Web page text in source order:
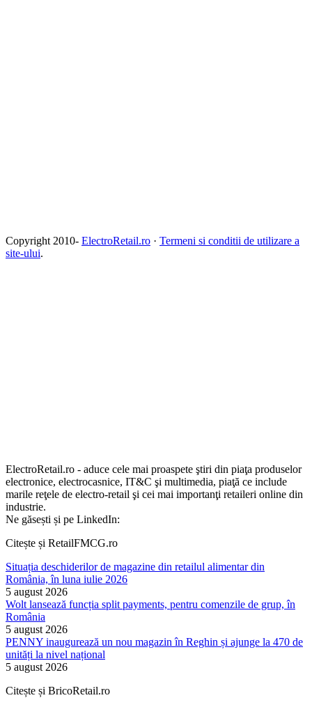
Copyright 2010- ElectroRetail.ro · Termeni si conditii de utilizare a
site-ului.
ElectroRetail.ro - aduce cele mai proaspete ştiri din piaţa produselor
electronice, electrocasnice, IT&C şi multimedia, piaţă ce include
marile reţele de electro-retail şi cei mai importanţi retaileri online din
industrie.
Ne găsești și pe LinkedIn:
Citește și RetailFMCG.ro
Situația deschiderilor de magazine din retailul alimentar din
România, în luna iulie 2026
5 august 2026
Wolt lansează funcția split payments, pentru comenzile de grup, în
România
5 august 2026
PENNY inaugurează un nou magazin în Reghin și ajunge la 470 de
unități la nivel național
5 august 2026
Citește și BricoRetail.ro